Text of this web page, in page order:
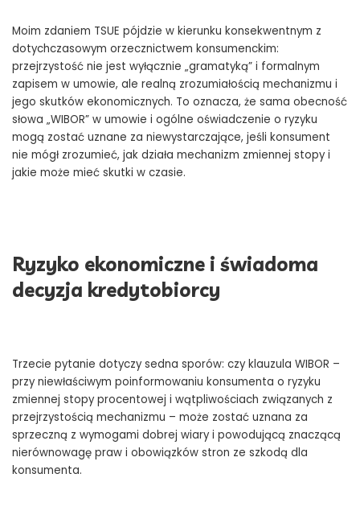
Moim zdaniem TSUE pójdzie w kierunku konsekwentnym z
dotychczasowym orzecznictwem konsumenckim:
przejrzystość nie jest wyłącznie „gramatyką” i formalnym
zapisem w umowie, ale realną zrozumiałością mechanizmu i
jego skutków ekonomicznych. To oznacza, że sama obecność
słowa „WIBOR” w umowie i ogólne oświadczenie o ryzyku
mogą zostać uznane za niewystarczające, jeśli konsument
nie mógł zrozumieć, jak działa mechanizm zmiennej stopy i
jakie może mieć skutki w czasie.
Ryzyko ekonomiczne i świadoma
decyzja kredytobiorcy
Trzecie pytanie dotyczy sedna sporów: czy klauzula WIBOR –
przy niewłaściwym poinformowaniu konsumenta o ryzyku
zmiennej stopy procentowej i wątpliwościach związanych z
przejrzystością mechanizmu – może zostać uznana za
sprzeczną z wymogami dobrej wiary i powodującą znaczącą
nierównowagę praw i obowiązków stron ze szkodą dla
konsumenta.